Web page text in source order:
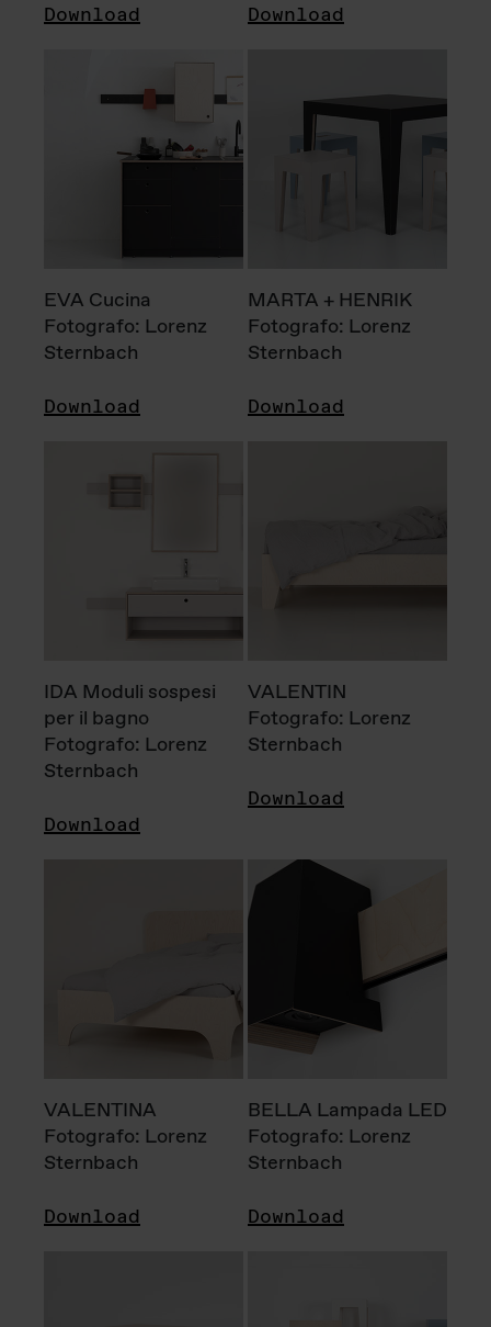
Download Download
EVA Cucina
Fotografo: Lorenz
Sternbach
Download
MARTA + HENRIK
Fotografo: Lorenz
Sternbach
Download
IDA Moduli sospesi
per il bagno
Fotografo: Lorenz
Sternbach
Download
VALENTIN
Fotografo: Lorenz
Sternbach
Download
VALENTINA
Fotografo: Lorenz
Sternbach
Download
BELLA Lampada LED
Fotografo: Lorenz
Sternbach
Download